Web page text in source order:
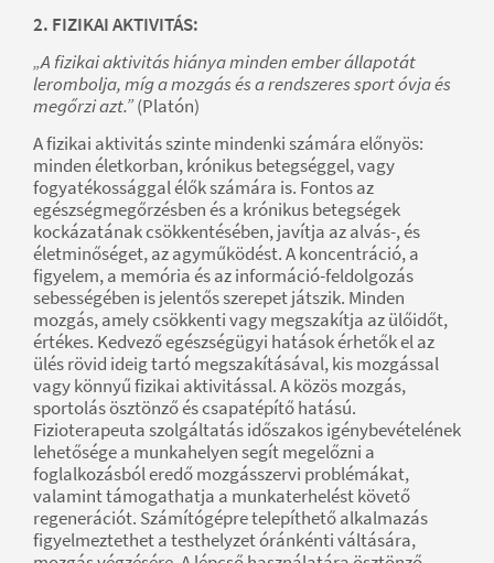
2. FIZIKAI AKTIVITÁS:
„A fizikai aktivitás hiánya minden ember állapotát
lerombolja, míg a mozgás és a rendszeres sport óvja és
megőrzi azt.”(Platón)
A fizikai aktivitás szinte mindenki számára előnyös:
minden életkorban, krónikus betegséggel, vagy
fogyatékossággal élők számára is. Fontos az
egészségmegőrzésben és a krónikus betegségek
kockázatának csökkentésében, javítja az alvás-, és
életminőséget, az agyműködést. A koncentráció, a
figyelem, a memória és az információ-feldolgozás
sebességében is jelentős szerepet játszik. Minden
mozgás, amely csökkenti vagy megszakítja az ülőidőt,
értékes. Kedvező egészségügyi hatások érhetők el az
ülés rövid ideig tartó megszakításával, kis mozgással
vagy könnyű fizikai aktivitással. A közös mozgás,
sportolás ösztönző és csapatépítő hatású.
Fizioterapeuta szolgáltatás időszakos igénybevételének
lehetősége a munkahelyen segít megelőzni a
foglalkozásból eredő mozgásszervi problémákat,
valamint támogathatja a munkaterhelést követő
regenerációt. Számítógépre telepíthető alkalmazás
figyelmeztethet a testhelyzet óránkénti váltására,